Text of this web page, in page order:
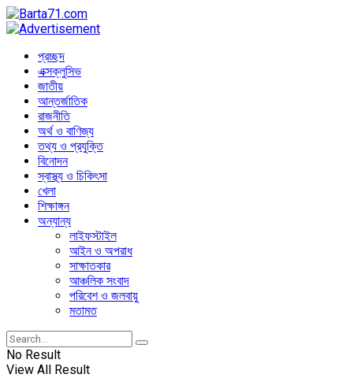
প্রচ্ছদ
এক্সক্লুসিভ
জাতীয়
আন্তর্জাতিক
রাজনীতি
অর্থ ও বাণিজ্য
তথ্য ও প্রযুক্তি
বিনোদন
স্বাস্থ্য ও চিকিৎসা
খেলা
শিক্ষাঙ্গন
অন্যান্য
লাইফস্টাইল
আইন ও অপরাধ
সাক্ষাতকার
আঞ্চলিক সংবাদ
পরিবেশ ও জলবায়ু
মতামত
No Result
View All Result